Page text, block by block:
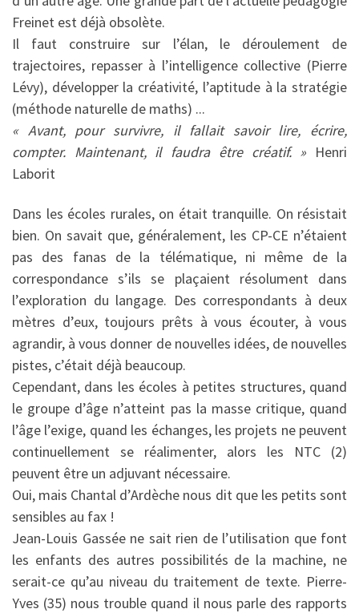
Freinet est déjà obsolète.
Il faut construire sur l’élan, le déroulement de
trajectoires, repasser à l’intelligence collective (Pierre
Lévy), développer la créativité, l’aptitude à la stratégie
(méthode naturelle de maths) ...
« Avant, pour survivre, il fallait savoir lire, écrire,
compter. Maintenant, il faudra être créatif. » Henri
Laborit
Dans les écoles rurales, on était tranquille. On résistait
bien. On savait que, généralement, les CP-CE n’étaient
pas des fanas de la télématique, ni même de la
correspondance s’ils se plaçaient résolument dans
l’exploration du langage. Des correspondants à deux
mètres d’eux, toujours prêts à vous écouter, à vous
agrandir, à vous donner de nouvelles idées, de nouvelles
pistes, c’était déjà beaucoup.
Cependant, dans les écoles à petites structures, quand
le groupe d’âge n’atteint pas la masse critique, quand
l’âge l’exige, quand les échanges, les projets ne peuvent
continuellement se réalimenter, alors les NTC (2)
peuvent être un adjuvant nécessaire.
Oui, mais Chantal d’Ardèche nous dit que les petits sont
sensibles au fax !
Jean-Louis Gassée ne sait rien de l’utilisation que font
les enfants des autres possibilités de la machine, ne
serait-ce qu’au niveau du traitement de texte. Pierre-
Yves (35) nous trouble quand il nous parle des rapports